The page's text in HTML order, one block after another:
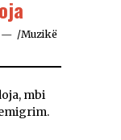
/Muzikë